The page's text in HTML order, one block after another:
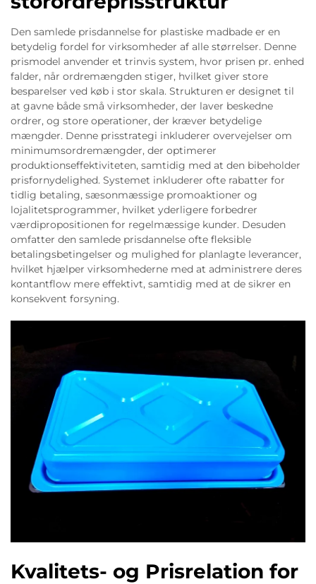
Den samlede prisdannelse for plastiske madbade er en
betydelig fordel for virksomheder af alle størrelser. Denne
prismodel anvender et trinvis system, hvor prisen pr. enhed
falder, når ordremængden stiger, hvilket giver store
besparelser ved køb i stor skala. Strukturen er designet til
at gavne både små virksomheder, der laver beskedne
ordrer, og store operationer, der kræver betydelige
mængder. Denne prisstrategi inkluderer overvejelser om
minimumsordremængder, der optimerer
produktionseffektiviteten, samtidig med at den bibeholder
prisfornydelighed. Systemet inkluderer ofte rabatter for
tidlig betaling, sæsonmæssige promoaktioner og
lojalitetsprogrammer, hvilket yderligere forbedrer
værdipropositionen for regelmæssige kunder. Desuden
omfatter den samlede prisdannelse ofte fleksible
betalingsbetingelser og mulighed for planlagte leverancer,
hvilket hjælper virksomhederne med at administrere deres
kontantflow mere effektivt, samtidig med at de sikrer en
konsekvent forsyning.
Kvalitets- og Prisrelation for